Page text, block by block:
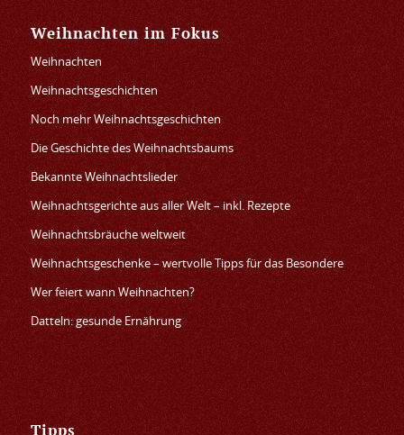
Weihnachten im Fokus
Weihnachten
Weihnachtsgeschichten
Noch mehr Weihnachtsgeschichten
Die Geschichte des Weihnachtsbaums
Bekannte Weihnachtslieder
Weihnachtsgerichte aus aller Welt – inkl. Rezepte
Weihnachtsbräuche weltweit
Weihnachtsgeschenke – wertvolle Tipps für das Besondere
Wer feiert wann Weihnachten?
Datteln: gesunde Ernährung
Tipps